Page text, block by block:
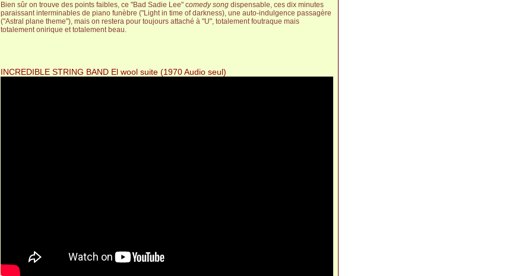
Bien sûr on trouve des points faibles, ce "Bad Sadie Lee" comedy song dispensable, ces dix minutes
paraissant interminables de piano funèbre ("Light in time of darkness), une auto-indulgence passagère
("Astral plane theme"), mais on restera pour toujours attaché à "U", totalement foutraque mais
totalement onirique et totalement beau.
INCREDIBLE STRING BAND El wool suite (1970 Audio seul)